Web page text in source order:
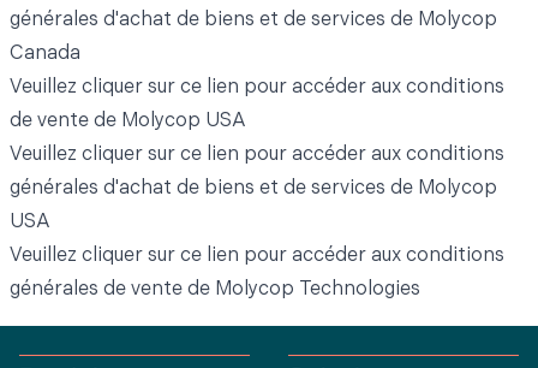
générales d'achat de biens et de services de Molycop
Canada
Veuillez cliquer sur ce lien pour accéder aux conditions
de vente de Molycop USA
Veuillez cliquer sur ce lien pour accéder aux conditions
générales d'achat de biens et de services de Molycop
USA
Veuillez cliquer sur ce lien pour accéder aux conditions
générales de vente de Molycop Technologies